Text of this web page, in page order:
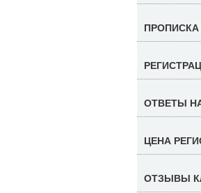
ПРОПИСКА
ОТВЕТЫ
ЦЕНА
ОТЗЫВЫ